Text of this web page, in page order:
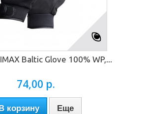
Baltic Glove 100% WP,...
74,00 р.
корзину Еще